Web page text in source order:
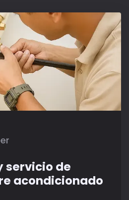
servicio de
acondicionado